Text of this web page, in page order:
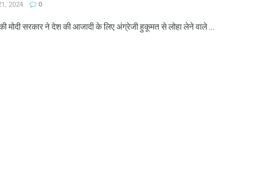
2024 0
मोदी सरकार ने देश की आजादी के लिए अंग्रेजी हुकूमत से लोहा लेने वाले ...